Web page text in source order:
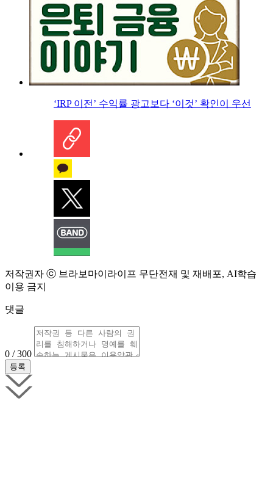
‘IRP 이전’ 수익률 광고보다 ‘이것’ 확인이 우선
저작권자 ⓒ 브라보마이라이프 무단전재 및 재배포, AI학습
이용 금지
댓글
0 / 300